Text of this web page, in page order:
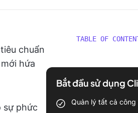
chuẩn
hứa
sự phức
TABLE OF
Bắt đầu sử dụng
Quản lý tất cả